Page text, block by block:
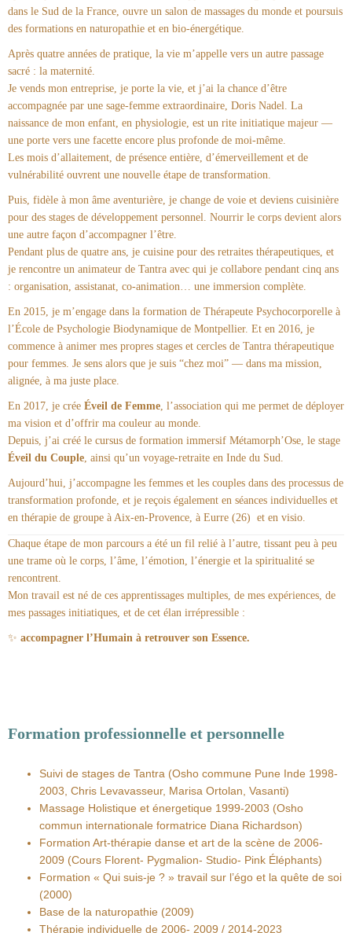
dans le Sud de la France, ouvre un salon de massages du monde et poursuis
des formations en naturopathie et en bio-énergétique.
Après quatre années de pratique, la vie m’appelle vers un autre passage
sacré : la maternité.
Je vends mon entreprise, je porte la vie, et j’ai la chance d’être
accompagnée par une sage-femme extraordinaire, Doris Nadel. La
naissance de mon enfant, en physiologie, est un rite initiatique majeur —
une porte vers une facette encore plus profonde de moi-même.
Les mois d’allaitement, de présence entière, d’émerveillement et de
vulnérabilité ouvrent une nouvelle étape de transformation.
Puis, fidèle à mon âme aventurière, je change de voie et deviens cuisinière
pour des stages de développement personnel. Nourrir le corps devient alors
une autre façon d’accompagner l’être.
Pendant plus de quatre ans, je cuisine pour des retraites thérapeutiques, et
je rencontre un animateur de Tantra avec qui je collabore pendant cinq ans
: organisation, assistanat, co-animation… une immersion complète.
En 2015, je m’engage dans la formation de Thérapeute Psychocorporelle à
l’École de Psychologie Biodynamique de Montpellier. Et en 2016, je
commence à animer mes propres stages et cercles de Tantra thérapeutique
pour femmes. Je sens alors que je suis “chez moi” — dans ma mission,
alignée, à ma juste place.
En 2017, je crée Éveil de Femme, l’association qui me permet de déployer
ma vision et d’offrir ma couleur au monde.
Depuis, j’ai créé le cursus de formation immersif Métamorph’Ose, le stage
Éveil du Couple, ainsi qu’un voyage-retraite en Inde du Sud.
Aujourd’hui, j’accompagne les femmes et les couples dans des processus de
transformation profonde, et je reçois également en séances individuelles et
en thérapie de groupe à Aix-en-Provence, à Eurre (26) et en visio.
Chaque étape de mon parcours a été un fil relié à l’autre, tissant peu à peu
une trame où le corps, l’âme, l’émotion, l’énergie et la spiritualité se
rencontrent.
Mon travail est né de ces apprentissages multiples, de mes expériences, de
mes passages initiatiques, et de cet élan irrépressible :
✨ accompagner l’Humain à retrouver son Essence.
Formation professionnelle et personnelle
Suivi de stages de Tantra (Osho commune Pune Inde 1998-
2003, Chris Levavasseur, Marisa Ortolan, Vasanti)
Massage Holistique et énergetique 1999-2003 (Osho
commun internationale formatrice Diana Richardson)
Formation Art-thérapie danse et art de la scène de 2006-
2009 (Cours Florent- Pygmalion- Studio- Pink Éléphants)
Formation « Qui suis-je ? » travail sur l’égo et la quête de soi
(2000)
Base de la naturopathie (2009)
Thérapie individuelle de 2006- 2009 / 2014-2023